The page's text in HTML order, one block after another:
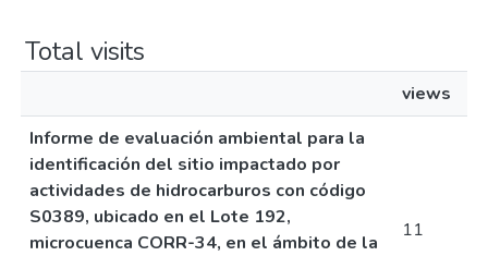
Total visits
views
Informe de evaluación ambiental para la
identificación del sitio impactado por
actividades de hidrocarburos con código
S0389, ubicado en el Lote 192,
microcuenca CORR-34, en el ámbito de la
11